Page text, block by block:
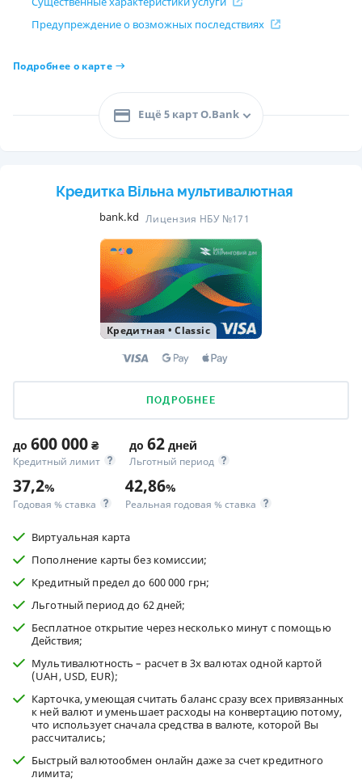
Предупреждение о возможных последствиях
Подробнее о карте
Ещё 5 карт O.Bank
Кредитка Вільна мультивалютная
bank.kd Лицензия НБУ №171
Кредитная •Classic
ПОДРОБНЕЕ
до 600 000 ₴
Кредитный лимит
до 62 дней
Льготный период
37,2%
Годовая % ставка
42,86%
Реальная годовая % ставка
Виртуальная карта
Пополнение карты без комиссии;
Кредитный предел до 600 000 грн;
Льготный период до 62 дней;
Бесплатное открытие через несколько минут с помощью
Действия;
Мультивалютность – расчет в 3х валютах одной картой
(UAH, USD, EUR);
Карточка, умеющая считать баланс сразу всех привязанных
к ней валют и уменьшает расходы на конвертацию потому,
что использует сначала средства в валюте, которой Вы
рассчитались;
Быстрый валютообмен онлайн даже за счет кредитного
лимита;